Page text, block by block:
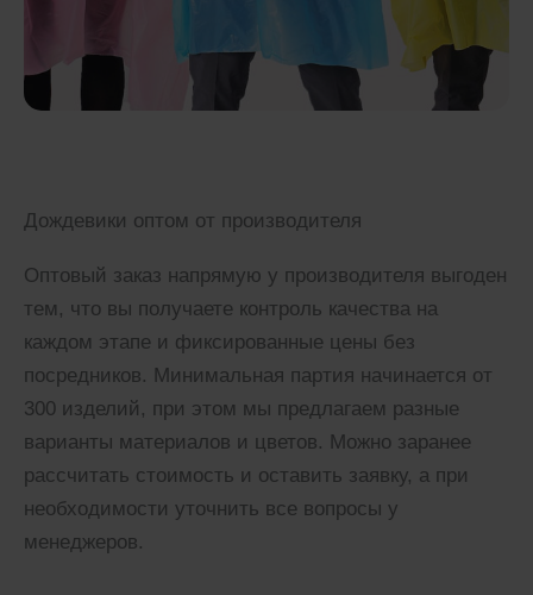
Дождевики оптом от производителя
Оптовый заказ напрямую у производителя выгоден
тем, что вы получаете контроль качества на
каждом этапе и фиксированные цены без
посредников. Минимальная партия начинается от
300 изделий, при этом мы предлагаем разные
варианты материалов и цветов. Можно заранее
рассчитать стоимость и оставить заявку, а при
необходимости уточнить все вопросы у
менеджеров.